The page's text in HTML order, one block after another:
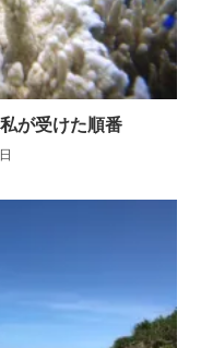
が受けた順番